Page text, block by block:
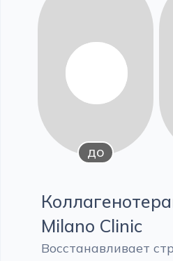
Milano Clinic
Восстанавливает
до